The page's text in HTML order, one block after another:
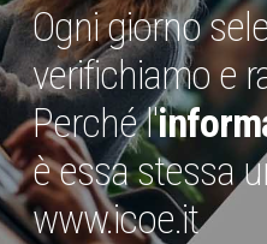
Ogni giorno
verifichiamo e
Perché l'
è essa stessa
www.icoe.it